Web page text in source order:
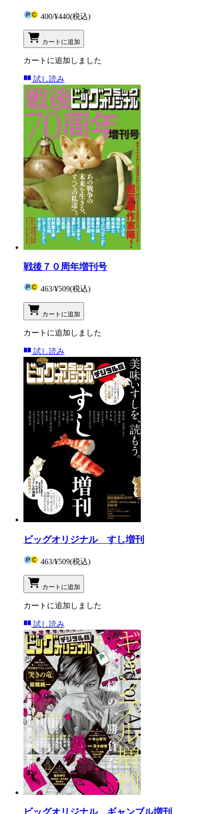
400/¥440(税込)
カートに追加
カートに追加しました
試し読み
戦後７０周年増刊号
463/¥509(税込)
カートに追加
カートに追加しました
試し読み
ビッグオリジナル すし増刊
463/¥509(税込)
カートに追加
カートに追加しました
試し読み
ビッグオリジナル ギャンブル増刊